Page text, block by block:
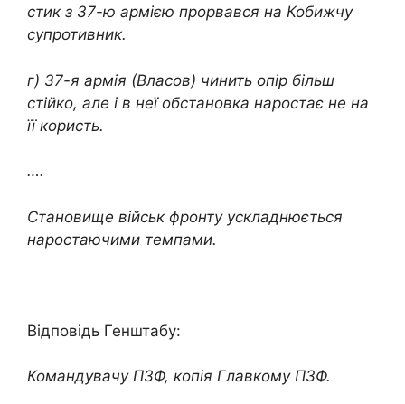
стик з 37-ю армією прорвався на Кобижчу
супротивник.
г) 37-я армія (Власов) чинить опір більш
стійко, але і в неї обстановка наростає не на
її користь.
….
Становище військ фронту ускладнюється
наростаючими темпами.
Відповідь Генштабу:
Командувачу ПЗФ, копія Главкому ПЗФ.